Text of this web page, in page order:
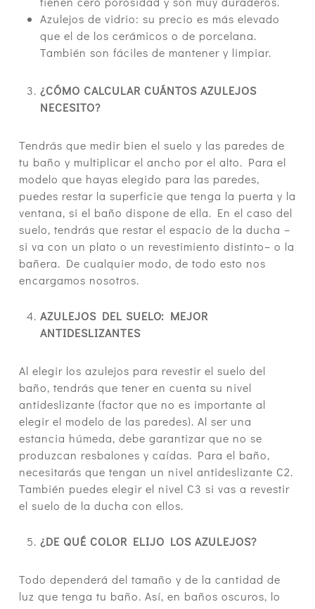
Azulejos de vidrio: su precio es más elevado
que el de los cerámicos o de porcelana.
También son fáciles de mantener y limpiar.
¿CÓMO CALCULAR CUÁNTOS AZULEJOS
NECESITO?
Tendrás que medir bien el suelo y las paredes de
tu baño y multiplicar el ancho por el alto. Para el
modelo que hayas elegido para las paredes,
puedes restar la superficie que tenga la puerta y la
ventana, si el baño dispone de ella. En el caso del
suelo, tendrás que restar el espacio de la ducha –
si va con un plato o un revestimiento distinto– o la
bañera. De cualquier modo, de todo esto nos
encargamos nosotros.
AZULEJOS DEL SUELO: MEJOR
ANTIDESLIZANTES
Al elegir los azulejos para revestir el suelo del
baño, tendrás que tener en cuenta su nivel
antideslizante (factor que no es importante al
elegir el modelo de las paredes). Al ser una
estancia húmeda, debe garantizar que no se
produzcan resbalones y caídas. Para el baño,
necesitarás que tengan un nivel antideslizante C2.
También puedes elegir el nivel C3 si vas a revestir
el suelo de la ducha con ellos.
¿DE QUÉ COLOR ELIJO LOS AZULEJOS?
Todo dependerá del tamaño y de la cantidad de
luz que tenga tu baño. Así, en baños oscuros, lo